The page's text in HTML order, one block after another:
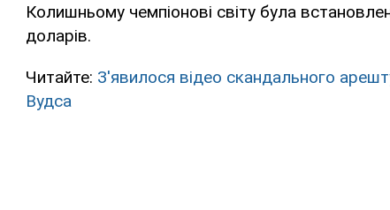
Колишньому чемпіонові світу була
доларів.
Читайте: З'явилося відео скандального
Вудса